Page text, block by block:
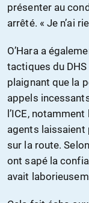
présenter au
arrêté. « Je n’ai
O’Hara a
tactiques du
plaignant que la
appels
l’ICE,
agents laissaient
sur la route.
ont sapé la
avait